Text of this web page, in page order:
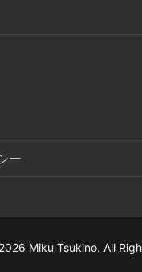
ー
Miku Tsukino. All